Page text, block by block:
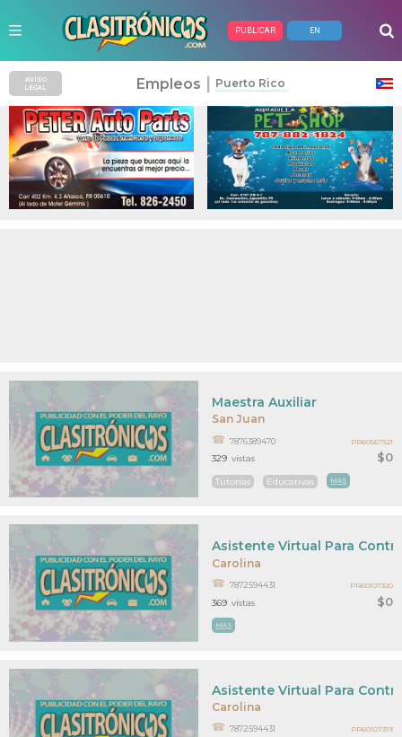
PUBLICAR EN
Anuncios Pagados
San Juan
$0
Maestra Auxiliar
7876389470
Tutorías Educativas MAS
329 vistas
PR60567521
Carolina
$0
Asistente Virtual Para
7872594431
MAS
369 vistas
PR60107320
Carolina
Asistente Virtual Para
7872594431 PR60107319
AVISO
LEGAL
Empleos Puerto Rico